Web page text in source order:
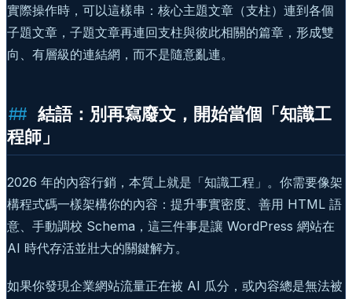
實際操作時，可以這樣串：核心主題文章（支柱）連到各個
子題文章，子題文章再連回支柱與彼此相關的篇章，形成雙
向、有層級的連結網，而不是隨意亂連。
結語：別再寫廢文，開始當個「知識工
程師」
2026 年的內容行銷，本質上就是「知識工程」。你需要像架
構程式碼一樣架構你的內容：提升事實密度、善用 HTML 語
意、手動調校 Schema，這三件事是讓 WordPress 網站在
AI 時代存活並壯大的關鍵解方。
如果你發現企業網站流量正在被 AI 瓜分，或內容總是無法被